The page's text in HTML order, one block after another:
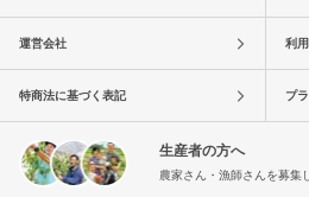
運営会社 利
特商法に基づく表記 プ
生産者の方へ
農家さん・漁師さんを募集